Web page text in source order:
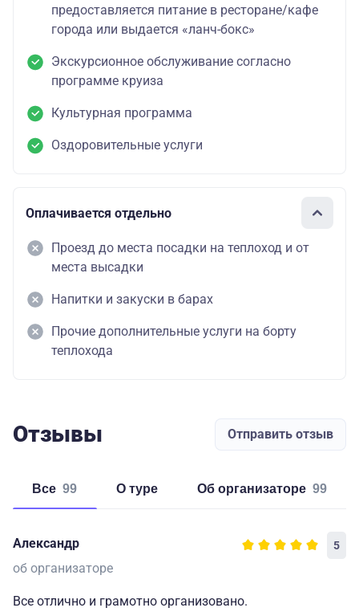
предоставляется питание в ресторане/кафе
города или выдается «ланч-бокс»
Экскурсионное обслуживание согласно
программе круиза
Культурная программа
Оздоровительные услуги
Оплачивается отдельно
Проезд до места посадки на теплоход и от
места высадки
Напитки и закуски в барах
Прочие дополнительные услуги на борту
теплохода
Отзывы Отправить отзыв
Все 99 о туре об организаторе 99
Александр 5
об организаторе
Все отлично и грамотно организовано.